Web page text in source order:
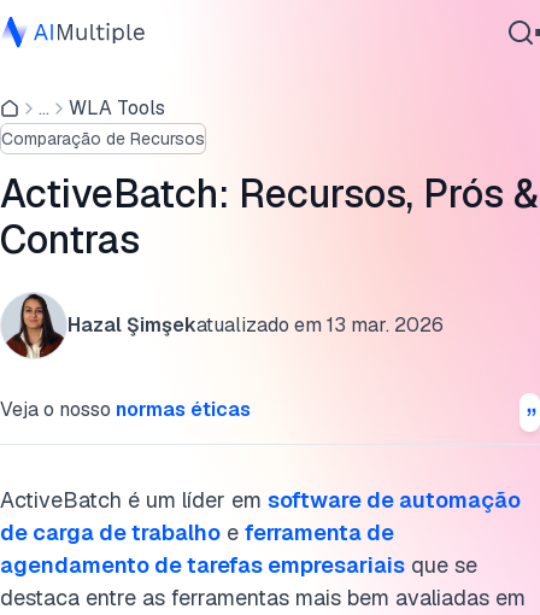
IA Agêntica
Segurança cibernética
Dados
Software Empresarial
Serviços
... WLA Tools
Comparação de Recursos
ActiveBatch: Recursos, Prós &
Contras
Hazal Şimşekatualizado em13 mar. 2026
Veja o nosso normas éticas
ActiveBatch é um líder em software de automação
de carga de trabalho e ferramenta de
agendamento de tarefas empresariais que se
destaca entre as ferramentas mais bem avaliadas em
O que é ActiveBatch?
Preços do ActiveBatch
Desenvolvimentos recentes no ActiveBatch
Cite esta pesquisa